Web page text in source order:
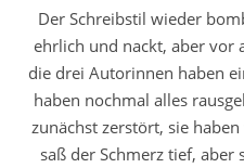
Der Schreibstil wieder
ehrlich und nackt, aber
die drei Autorinnen haben
haben nochmal alles
zunächst zerstört, sie
saß der Schmerz tief, aber